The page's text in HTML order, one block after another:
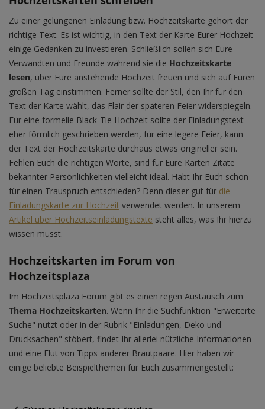
Zu einer gelungenen Einladung bzw. Hochzeitskarte gehört der
richtige Text. Es ist wichtig, in den Text der Karte Eurer Hochzeit
einige Gedanken zu investieren. Schließlich sollen sich Eure
Verwandten und Freunde während sie die Hochzeitskarte
lesen, über Eure anstehende Hochzeit freuen und sich auf Euren
großen Tag einstimmen. Ferner sollte der Stil, den Ihr für den
Text der Karte wählt, das Flair der späteren Feier widerspiegeln.
Für eine formelle Black-Tie Hochzeit sollte der Einladungstext
eher förmlich geschrieben werden, für eine legere Feier, kann
der Text der Hochzeitskarte durchaus etwas origineller sein.
Fehlen Euch die richtigen Worte, sind für Eure Karten Zitate
bekannter Persönlichkeiten vielleicht ideal. Habt Ihr Euch schon
für einen Trauspruch entschieden? Denn dieser gut für die
Einladungskarte zur Hochzeit verwendet werden. In unserem
Artikel über Hochzeitseinladungstexte steht alles, was Ihr hierzu
wissen müsst.
Hochzeitskarten im Forum von
Hochzeitsplaza
Im Hochzeitsplaza Forum gibt es einen regen Austausch zum
Thema Hochzeitskarten. Wenn Ihr die Suchfunktion "Erweiterte
Suche" nutzt oder in der Rubrik "Einladungen, Deko und
Drucksachen" stöbert, findet Ihr allerlei nützliche Informationen
und eine Flut von Tipps anderer Brautpaare. Hier haben wir
einige beliebte Beispielthemen für Euch zusammengestellt: